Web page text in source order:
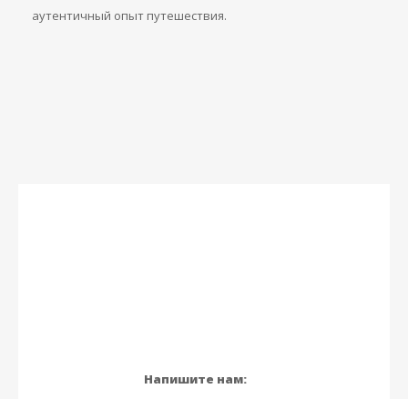
аутентичный опыт путешествия.
Напишите нам: